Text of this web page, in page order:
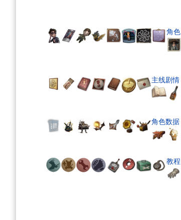
角色
主线剧情
角色数据
教程